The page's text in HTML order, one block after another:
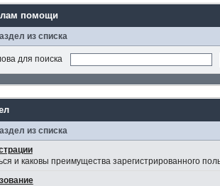
помощи
из списка
для поиска
из списка
и каковы преимущества зарегистрированного